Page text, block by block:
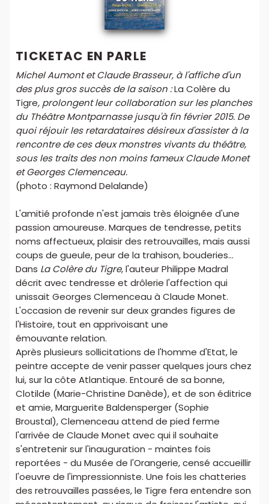
TICKETAC EN PARLE
Michel Aumont et Claude Brasseur, à l'affiche d'un
des plus gros succès de la saison :La Colère du
Tigre, prolongent leur collaboration sur les planches
du Théâtre Montparnasse jusqu'à fin février 2015. De
quoi réjouir les retardataires désireux d'assister à la
rencontre de ces deux monstres vivants du théâtre,
sous les traits des non moins fameux Claude Monet
et Georges Clemenceau.
(photo : Raymond Delalande)
L'amitié profonde n'est jamais très éloignée d'une
passion amoureuse. Marques de tendresse, petits
noms affectueux, plaisir des retrouvailles, mais aussi
coups de gueule, peur de la trahison, bouderies...
Dans La Colère du Tigre, l'auteur Philippe Madral
décrit avec tendresse et drôlerie l'affection qui
unissait Georges Clemenceau à Claude Monet.
L'occasion de revenir sur deux grandes figures de
l'Histoire, tout en apprivoisant une
émouvante relation.
Après plusieurs sollicitations de l'homme d'Etat, le
peintre accepte de venir passer quelques jours chez
lui, sur la côte Atlantique. Entouré de sa bonne,
Clotilde (Marie-Christine Danède), et de son éditrice
et amie, Marguerite Baldensperger (Sophie
Broustal), Clemenceau attend de pied ferme
l'arrivée de Claude Monet avec qui il souhaite
s'entretenir sur l'inauguration - maintes fois
reportées - du Musée de l'Orangerie, censé accueillir
l'oeuvre de l'impressionniste. Une fois les chatteries
des retrouvailles passées, le Tigre fera entendre son